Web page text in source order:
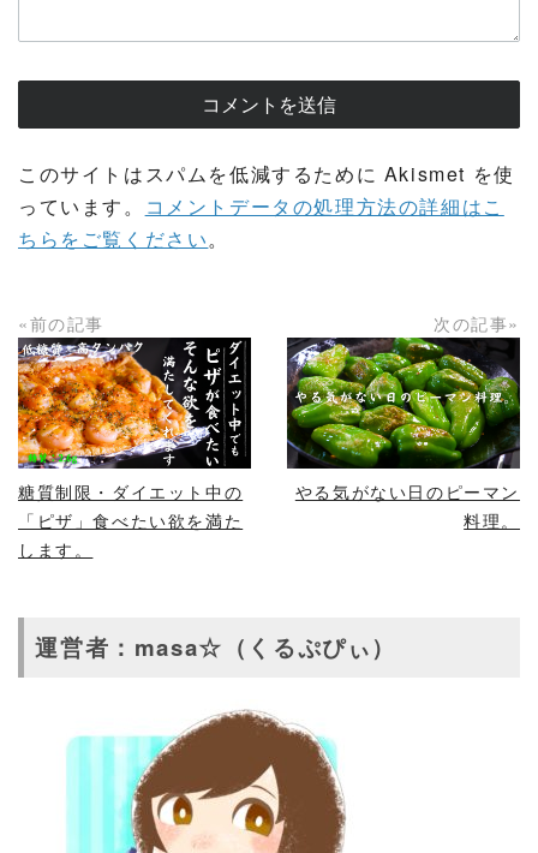
このサイトはスパムを低減するために Akismet を使
っています。
コメントデータの処理方法の詳細はこ
ちらをご覧ください。
«前の記事
READ MORE
糖質制限・ダイエット中の
「ピザ」食べたい欲を満た
します。
次の記事»
READ MORE
やる気がない日のピーマン
料理。
運営者：masa☆（くるぷぴぃ）